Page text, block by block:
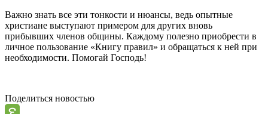
Важно знать все эти тонкости и нюансы, ведь опытные
христиане выступают примером для других вновь
прибывших членов общины. Каждому полезно приобрести в
личное пользование «Книгу правил» и обращаться к ней при
необходимости. Помогай Господь!
Поделиться новостью